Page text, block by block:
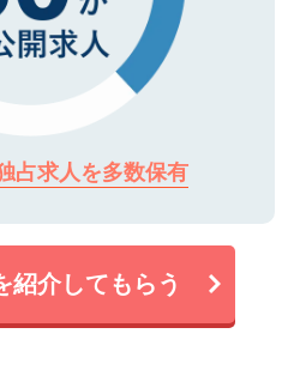
占求人を多数保有
紹介してもらう